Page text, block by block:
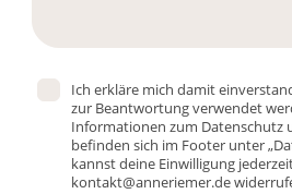
Ich erkläre mich damit
zur Beantwortung verwendet
Informationen zum Datenschutz
befinden sich im Footer unter
kannst deine Einwilligung
kontakt@anneriemer.de